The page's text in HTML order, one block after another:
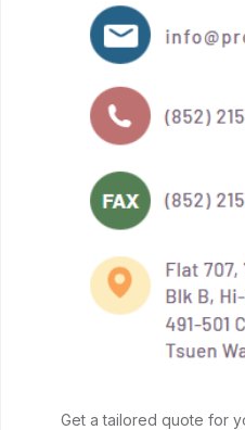
Get a tailored quote for